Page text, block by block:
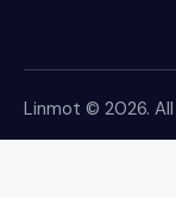
Linmot © 2026.